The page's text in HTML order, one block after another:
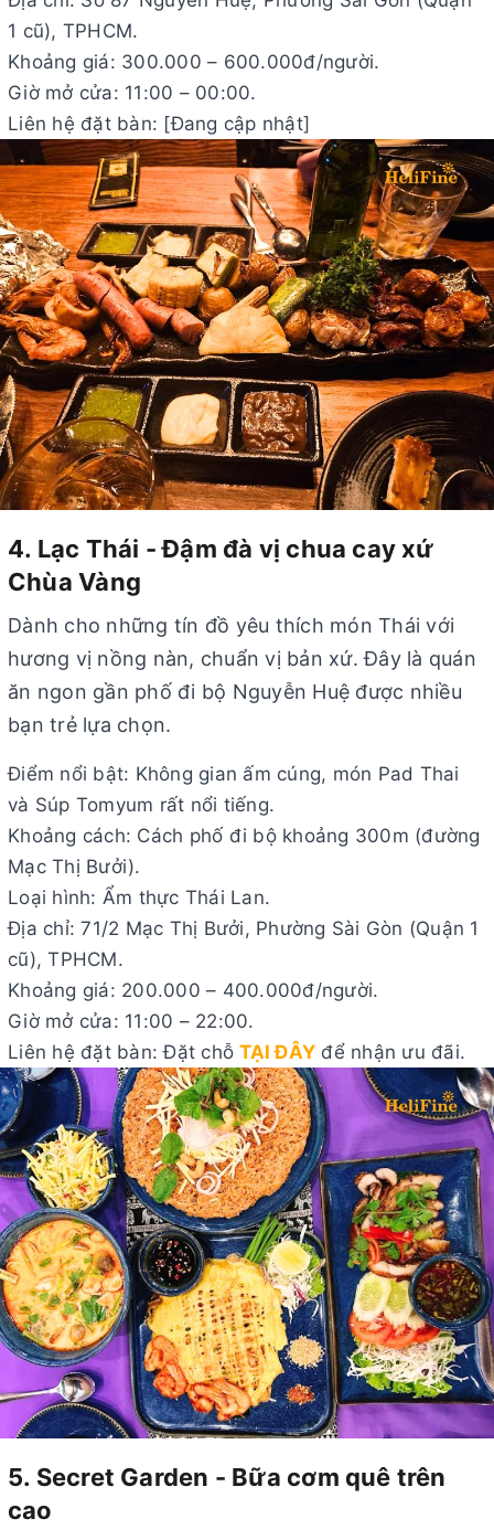
1 cũ), TPHCM.
Khoảng giá: 300.000 – 600.000đ/người.
Giờ mở cửa: 11:00 – 00:00.
Liên hệ đặt bàn: [Đang cập nhật]
4. Lạc Thái - Đậm đà vị chua cay xứ
Chùa Vàng
Dành cho những tín đồ yêu thích món Thái với
hương vị nồng nàn, chuẩn vị bản xứ. Đây là quán
ăn ngon gần phố đi bộ Nguyễn Huệ được nhiều
bạn trẻ lựa chọn.
Điểm nổi bật: Không gian ấm cúng, món Pad Thai
và Súp Tomyum rất nổi tiếng.
Khoảng cách: Cách phố đi bộ khoảng 300m (đường
Mạc Thị Bưởi).
Loại hình: Ẩm thực Thái Lan.
Địa chỉ: 71/2 Mạc Thị Bưởi, Phường Sài Gòn (Quận 1
cũ), TPHCM.
Khoảng giá: 200.000 – 400.000đ/người.
Giờ mở cửa: 11:00 – 22:00.
Liên hệ đặt bàn: Đặt chỗTẠI ĐÂY để nhận ưu đãi.
5. Secret Garden - Bữa cơm quê trên
cao